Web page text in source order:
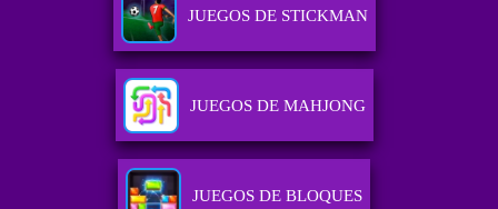
JUEGOS DE STICKMAN
JUEGOS DE MAHJONG
JUEGOS DE BLOQUES